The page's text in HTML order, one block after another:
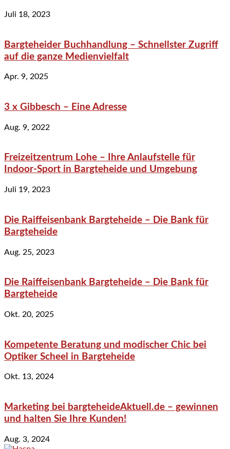
Juli 18, 2023
Bargteheider Buchhandlung – Schnellster Zugriff
auf die ganze Medienvielfalt
Apr. 9, 2025
3 x Gibbesch – Eine Adresse
Aug. 9, 2022
Freizeitzentrum Lohe – Ihre Anlaufstelle für
Indoor-Sport in Bargteheide und Umgebung
Juli 19, 2023
Die Raiffeisenbank Bargteheide – Die Bank für
Bargteheide
Aug. 25, 2023
Die Raiffeisenbank Bargteheide – Die Bank für
Bargteheide
Okt. 20, 2025
Kompetente Beratung und modischer Chic bei
Optiker Scheel in Bargteheide
Okt. 13, 2024
Marketing bei bargteheideAktuell.de – gewinnen
und halten Sie Ihre Kunden!
Aug. 3, 2024